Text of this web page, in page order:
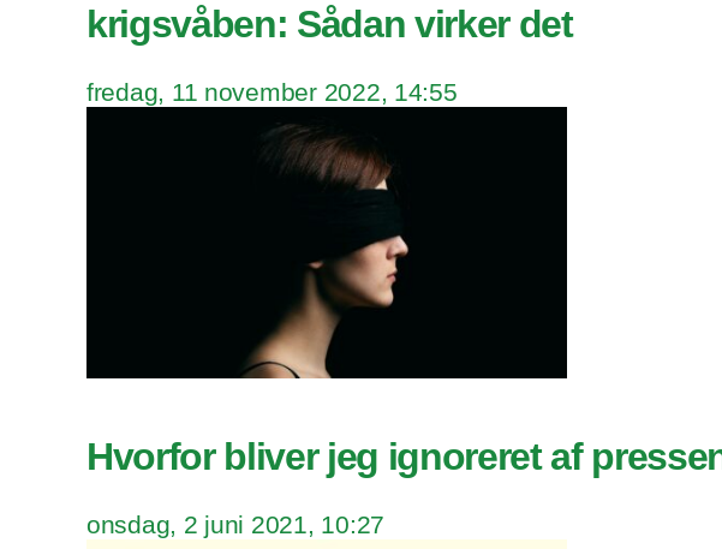
krigsvåben: Sådan virker det
fredag, 11 november 2022, 14:55
Hvorfor bliver jeg ignoreret af
onsdag, 2 juni 2021, 10:27